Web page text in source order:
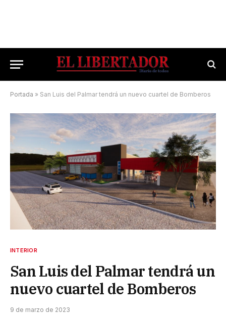
Portada » San Luis del Palmar tendrá un nuevo cuartel de Bomberos
INTERIOR
San Luis del Palmar tendrá un
nuevo cuartel de Bomberos
9 de marzo de 2023